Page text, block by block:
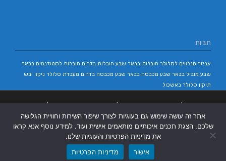
תגיות
אביזריםנלווים לסלולר הובלות בבאר שבע הובלות בדרום הובלות לסטודנטים בבאר
שבע מוביל בבאר שבע מכבסה בבאר שבע מכבסה בדרום מעבדת סלולר ניקוי יבש
תיקון סלולר באשכול
בבאר שבע |
אתר זה עושה שימוש גם בעוגיות לצורך שיפור השירות וחוויית הגלישה
שלכם, הצגת תכנים איכותיים מותאמים אישית ועוד. למידע נוסף אנא קראו
את מדיניות הפרטיות והעוגיות שלנו.
אישור
מדיניות הפרטיות